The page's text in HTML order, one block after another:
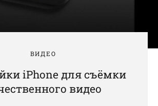
ВИДЕО
iPhone для съёмки
видео